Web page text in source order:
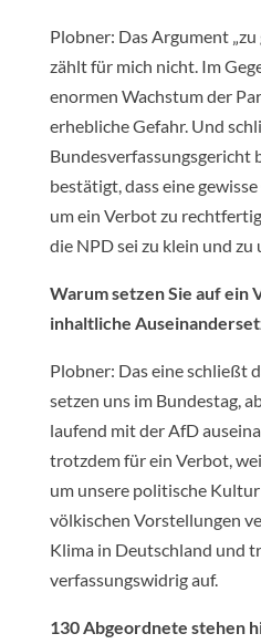
Plobner: Das Argument
zählt für mich nicht. Im
enormen Wachstum der
erhebliche Gefahr. Und
Bundesverfassungsgericht
bestätigt, dass eine
um ein Verbot zu
die NPD sei zu klein und zu
Warum setzen Sie auf ein
inhaltliche
Plobner: Das eine schließt
setzen uns im Bundestag,
laufend mit der AfD
trotzdem für ein Verbot,
um unsere politische
völkischen Vorstellungen
Klima in Deutschland und
verfassungswidrig auf.
130 Abgeordnete stehen